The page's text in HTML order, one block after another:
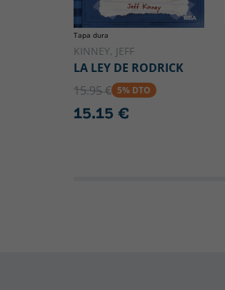
Tapa dura
KINNEY, JEFF
LA LEY DE RODRICK
15.95 € 5% DTO
15.15 €